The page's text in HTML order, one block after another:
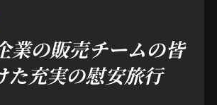
業の販売チームの皆
た充実の慰安旅行